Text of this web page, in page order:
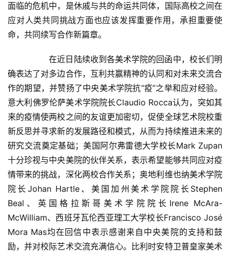
面临的危机中，是休戚与共的命运共同体，国际高校之间在
应对人类共同挑战方面也应该发挥重要作用，承担重要使
命，共同续写合作新篇章。
确表达了对多边合作，互利共赢精神的认同和对未来交流合
作的期望，并赞扬了中央美术学院抗“疫”之举和应对经验。
意大利佛罗伦萨美术学院院长Claudio Rocca认为，突如其
来的疫情使两校之间的友谊更加密切，促使全球艺术院校重
新反思并寻求新的发展路径和模式，从而为持续推进未来的
研究交流奠定基础；美国阿尔弗雷德大学校长Mark Zupan
十分珍视与中央美院的伙伴关系，表示希望能够共同应对疫
情带来的挑战，深化两校合作关系；奥地利维也纳美术学院
院长Johan Hartle、美国加州美术学院院长Stephen
Beal、英国格拉斯哥美术学院院长Irene McAra-
McWilliam、西班牙瓦伦西亚理工大学校长Francisco José
Mora Mas均在回信中表示感谢来自中央美院的支持和鼓
励，并对校际艺术交流充满信心。比利时安特卫普皇家美术